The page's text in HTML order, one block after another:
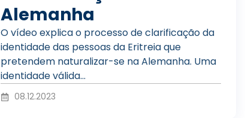
d
u
Alemanha
O vídeo explica o processo de clarificação da
identidade das pessoas da Eritreia que
pretendem naturalizar-se na Alemanha. Uma
identidade válida...
08.12.2023